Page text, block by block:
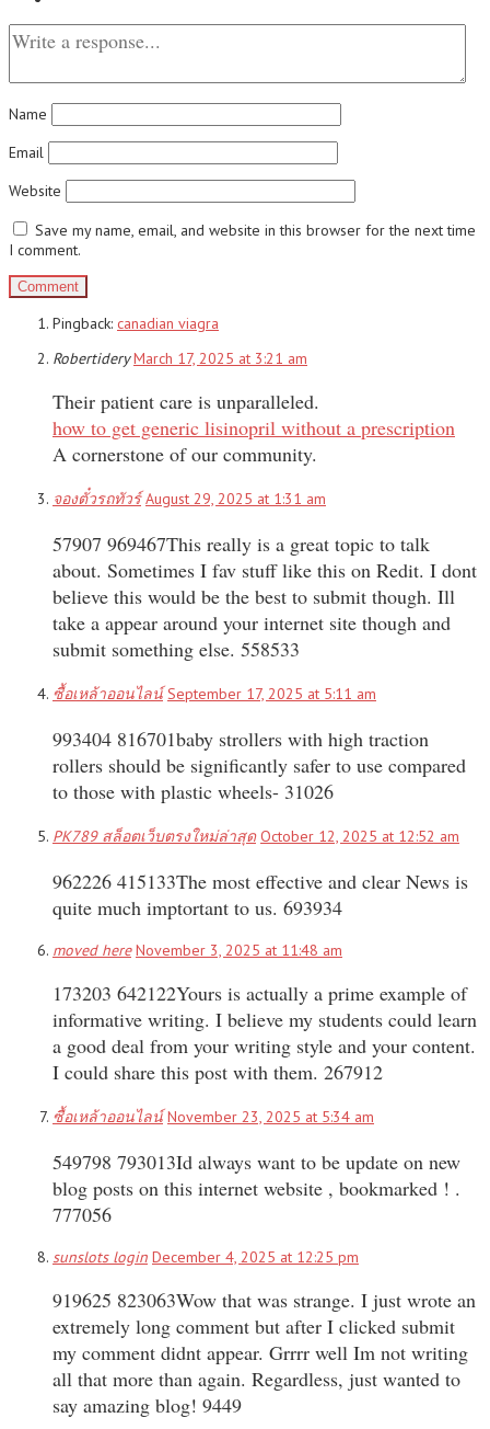
Name
Email
Website
Save my name, email, and website in this browser for the next time
I comment.
Pingback: canadian viagra
RobertideryMarch 17, 2025 at 3:21 am
Their patient care is unparalleled.
how to get generic lisinopril without a prescription
A cornerstone of our community.
จองตั๋วรถทัวร์ August 29, 2025 at 1:31 am
57907 969467This really is a great topic to talk
about. Sometimes I fav stuff like this on Redit. I dont
believe this would be the best to submit though. Ill
take a appear around your internet site though and
submit something else. 558533
ซื้อเหล้าออนไลน์ September 17, 2025 at 5:11 am
993404 816701baby strollers with high traction
rollers should be significantly safer to use compared
to those with plastic wheels- 31026
PK789 สล็อตเว็บตรงใหม่ล่าสุด October 12, 2025 at 12:52 am
962226 415133The most effective and clear News is
quite much imptortant to us. 693934
moved here November 3, 2025 at 11:48 am
173203 642122Yours is actually a prime example of
informative writing. I believe my students could learn
a good deal from your writing style and your content.
I could share this post with them. 267912
ซื้อเหล้าออนไลน์ November 23, 2025 at 5:34 am
549798 793013Id always want to be update on new
blog posts on this internet website , bookmarked ! .
777056
sunslots login December 4, 2025 at 12:25 pm
919625 823063Wow that was strange. I just wrote an
extremely long comment but after I clicked submit
my comment didnt appear. Grrrr well Im not writing
all that more than again. Regardless, just wanted to
say amazing blog! 9449